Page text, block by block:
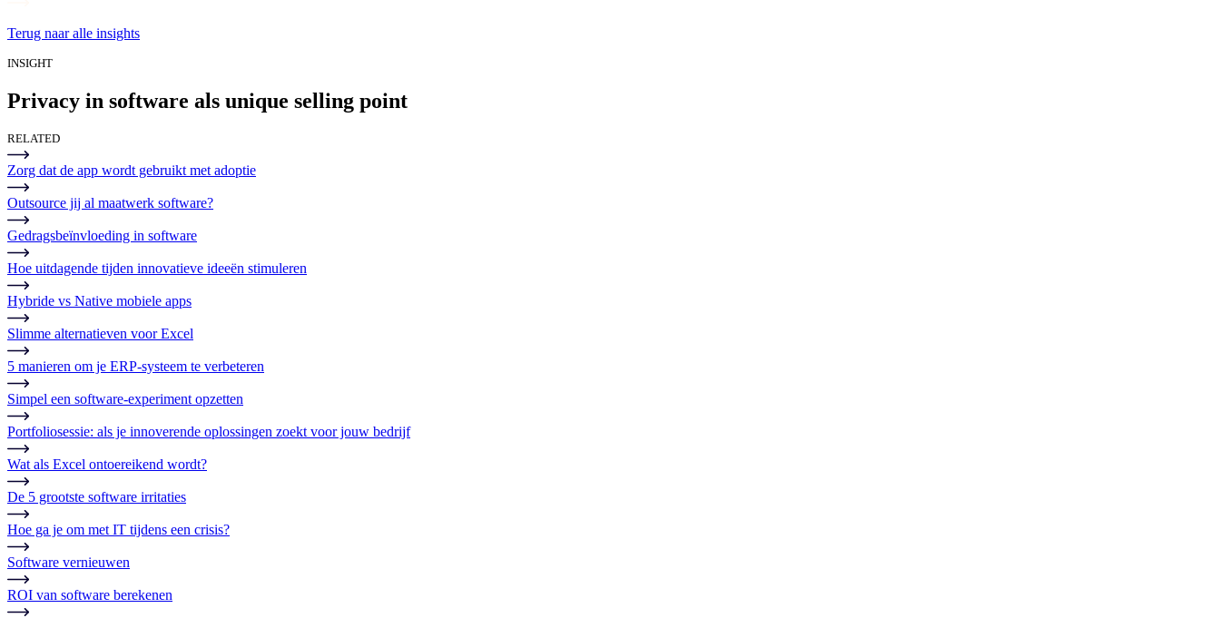
Terug naar alle insights
INSIGHT
Privacy in software als unique selling point
RELATED
Zorg dat de app wordt gebruikt met adoptie
Outsource jij al maatwerk software?
Gedragsbeïnvloeding in software
Hoe uitdagende tijden innovatieve ideeën stimuleren
Hybride vs Native mobiele apps
Slimme alternatieven voor Excel
5 manieren om je ERP-systeem te verbeteren
Simpel een software-experiment opzetten
Portfoliosessie: als je innoverende oplossingen zoekt voor jouw bedrijf
Wat als Excel ontoereikend wordt?
De 5 grootste software irritaties
Hoe ga je om met IT tijdens een crisis?
Software vernieuwen
ROI van software berekenen